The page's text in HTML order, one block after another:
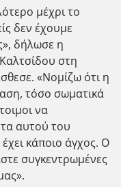
μέχρι το
δεν έχουμε
δήλωσε η
στη
«Νομίζω ότι η
τόσο σωματικά
να
αυτού του
κάποιο άγχος. Ο
συγκεντρωμένες